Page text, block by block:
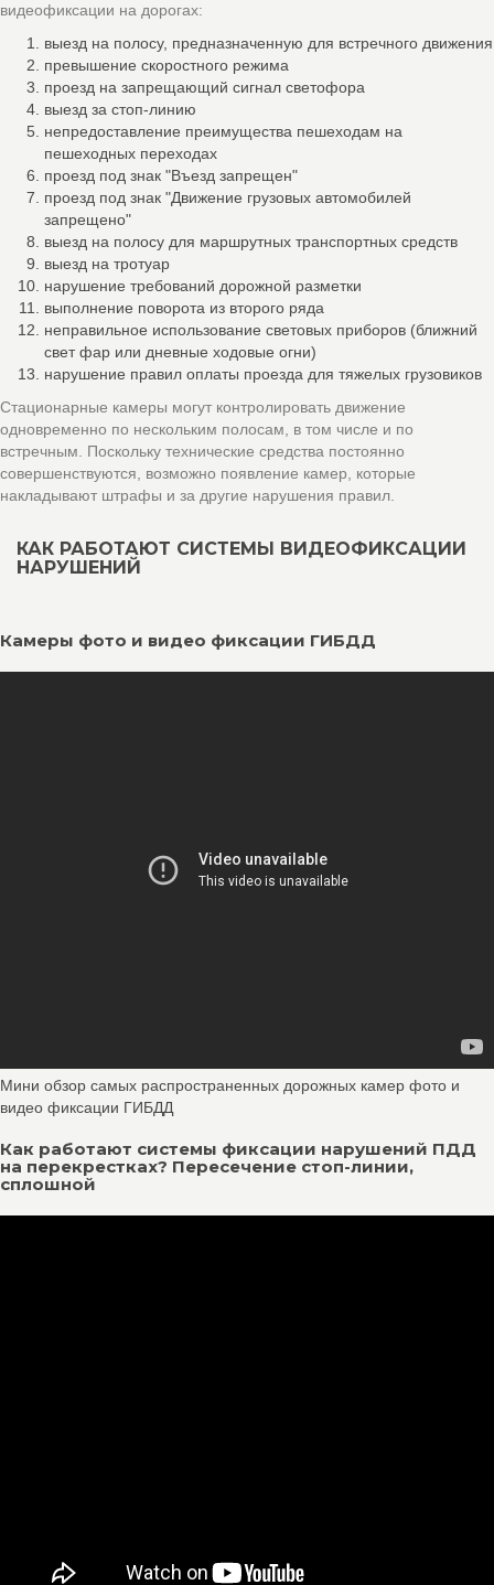
видеофиксации на дорогах:
выезд на полосу, предназначенную для встречного движения
превышение скоростного режима
проезд на запрещающий сигнал светофора
выезд за стоп-линию
непредоставление преимущества пешеходам на
пешеходных переходах
проезд под знак "Въезд запрещен"
проезд под знак "Движение грузовых автомобилей
запрещено"
выезд на полосу для маршрутных транспортных средств
выезд на тротуар
нарушение требований дорожной разметки
выполнение поворота из второго ряда
неправильное использование световых приборов (ближний
свет фар или дневные ходовые огни)
нарушение правил оплаты проезда для тяжелых грузовиков
Стационарные камеры могут контролировать движение
одновременно по нескольким полосам, в том числе и по
встречным. Поскольку технические средства постоянно
совершенствуются, возможно появление камер, которые
накладывают штрафы и за другие нарушения правил.
КАК РАБОТАЮТ СИСТЕМЫ ВИДЕОФИКСАЦИИ
НАРУШЕНИЙ
Камеры фото и видео фиксации ГИБДД
Мини обзор самых распространенных дорожных камер фото и
видео фиксации ГИБДД
Как работают системы фиксации нарушений ПДД
на перекрестках? Пересечение стоп-линии,
сплошной